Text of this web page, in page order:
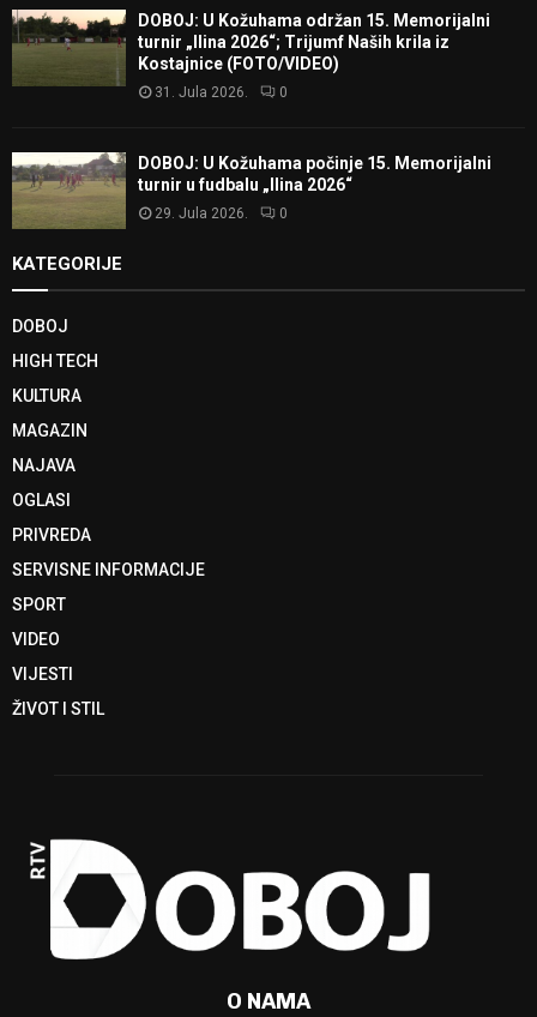
DOBOJ: U Kožuhama održan 15. Memorijalni
turnir „Ilina 2026“; Trijumf Naših krila iz
Kostajnice (FOTO/VIDEO)
31. Jula 2026. 0
DOBOJ: U Kožuhama počinje 15. Memorijalni
turnir u fudbalu „Ilina 2026“
29. Jula 2026. 0
KATEGORIJE
DOBOJ
HIGH TECH
KULTURA
MAGAZIN
NAJAVA
OGLASI
PRIVREDA
SERVISNE INFORMACIJE
SPORT
VIDEO
VIJESTI
ŽIVOT I STIL
O NAMA